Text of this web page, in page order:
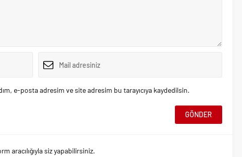
e-posta adresim ve site adresim bu tarayıcıya kaydedilsin.
aracılığıyla siz yapabilirsiniz.